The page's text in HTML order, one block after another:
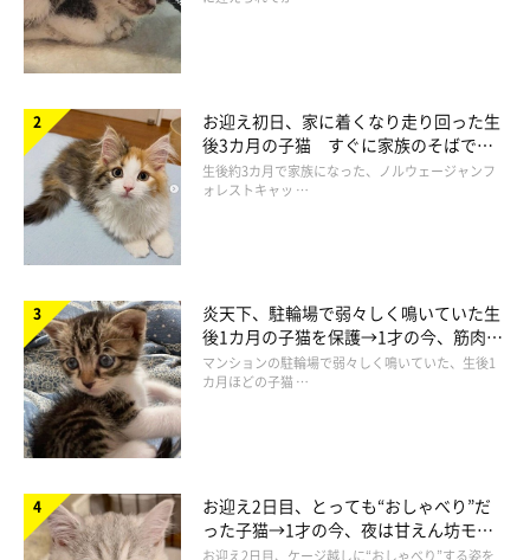
お次は、これまで紹介してきた「全力」猫とは真逆の、「脱力」
猫たちです。
不思議なほどに「脱力」している猫たちをご紹介！
お迎え初日、家に着くなり走り回った生
後3カ月の子猫 すぐに家族のそばで落
ち着く姿に「迎えてよかった」
生後約3カ月で家族になった、ノルウェージャンフ
ォレストキャッ …
炎天下、駐輪場で弱々しく鳴いていた生
後1カ月の子猫を保護→1才の今、筋肉質
でツンデレなコに成長
マンションの駐輪場で弱々しく鳴いていた、生後1
カ月ほどの子猫 …
お迎え2日目、とっても“おしゃべり”だ
った子猫→1才の今、夜は甘えん坊モー
ドになるコに成長！
お迎え2日目、ケージ越しに“おしゃべり”する姿を